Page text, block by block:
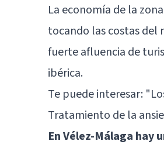
La economía de la
tocando las costas del
fuerte afluencia de
ibérica.
Te puede interesar:
Tratamiento de la
En Vélez-Málaga hay